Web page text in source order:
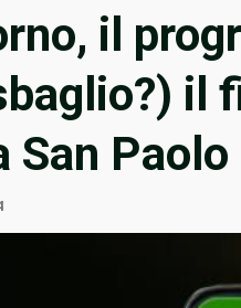
il
il
San Paolo